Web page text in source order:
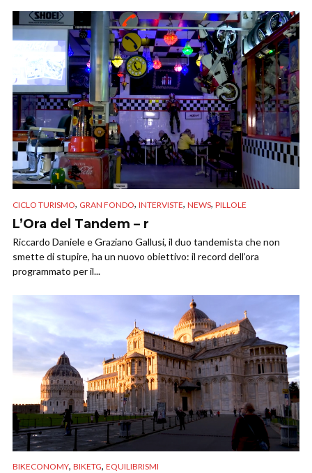
CICLO TURISMO, GRAN FONDO, INTERVISTE, NEWS, PILLOLE
L’Ora del Tandem – r
Riccardo Daniele e Graziano Gallusi, il duo tandemista che non
smette di stupire, ha un nuovo obiettivo: il record dell’ora
programmato per il...
BIKECONOMY, BIKETG, EQUILIBRISMI